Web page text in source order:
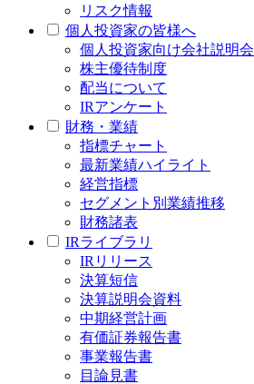
リスク情報
個人投資家の皆様へ
個人投資家向け会社説明会
株主優待制度
配当について
IRアンケート
財務・業績
指標チャート
最新業績ハイライト
経営指標
セグメント別業績推移
財務諸表
IRライブラリ
IRリリース
決算短信
決算説明会資料
中期経営計画
有価証券報告書
事業報告書
目論見書